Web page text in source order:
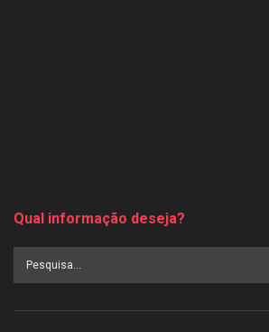
Qual informação deseja?